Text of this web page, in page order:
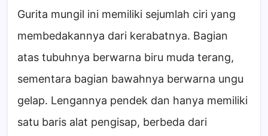
Gurita mungil ini memiliki sejumlah ciri yang
membedakannya dari kerabatnya. Bagian
atas tubuhnya berwarna biru muda terang,
sementara bagian bawahnya berwarna ungu
gelap. Lengannya pendek dan hanya memiliki
satu baris alat pengisap, berbeda dari